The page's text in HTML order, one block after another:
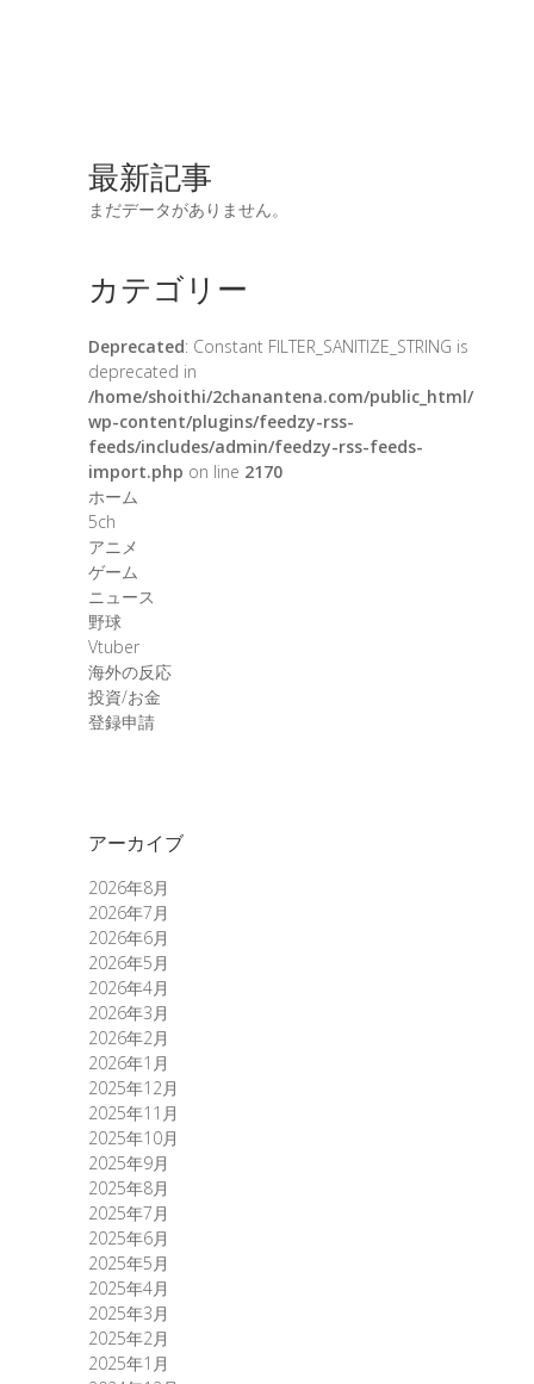
最新記事
まだデータがありません。
カテゴリー
Deprecated: Constant FILTER_SANITIZE_STRING is
deprecated in
/home/shoithi/2chanantena.com/public_html/
wp-content/plugins/feedzy-rss-
feeds/includes/admin/feedzy-rss-feeds-
import.php on line 2170
ホーム
5ch
アニメ
ゲーム
ニュース
野球
Vtuber
海外の反応
投資/お金
登録申請
アーカイブ
2026年8月
2026年7月
2026年6月
2026年5月
2026年4月
2026年3月
2026年2月
2026年1月
2025年12月
2025年11月
2025年10月
2025年9月
2025年8月
2025年7月
2025年6月
2025年5月
2025年4月
2025年3月
2025年2月
2025年1月